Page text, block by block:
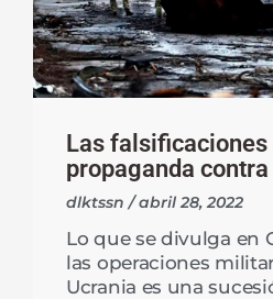
Las falsificaciones
propaganda contra
dlktssn abril 28, 2022
Lo que se divulga en
las operaciones
Ucrania es una